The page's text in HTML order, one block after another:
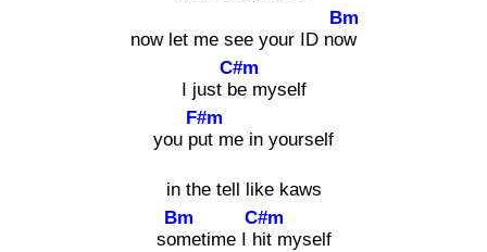
now let me see your ID now
Bm
I just be
C#m
myself
you put
F#m
me in yourself
in the tell like kaws
som
Bm
etime I hit
C#m
myself